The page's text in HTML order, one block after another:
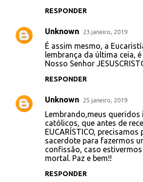
RESPONDER
Unknown 23 janeiro, 2019
É assim mesmo, a
lembrança da última ceia,
Nosso Senhor
RESPONDER
Unknown 25 janeiro, 2019
Lembrando,meus queridos
católicos, que antes de
EUCARÍSTICO,
sacerdote para fazermos
confissão, caso
mortal. Paz e bem!!
RESPONDER